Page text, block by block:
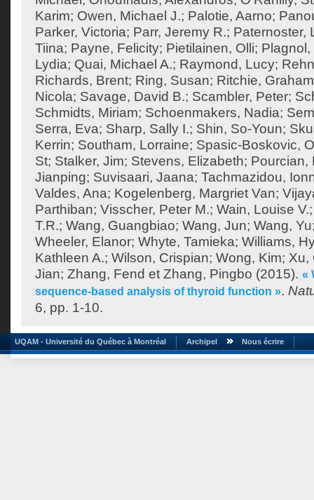
Karim; Owen, Michael J.; Palotie, Aarno;
Parker, Victoria; Parr, Jeremy R.; Paternoster,
Tiina; Payne, Felicity; Pietilainen, Olli;
Lydia; Quai, Michael A.; Raymond, Lucy;
Richards, Brent; Ring, Susan; Ritchie,
Nicola; Savage, David B.; Scambler, Peter;
Schmidts, Miriam; Schoenmakers, Nadia;
Serra, Eva; Sharp, Sally I.; Shin, So-Youn;
Kerrin; Southam, Lorraine; Spasic-Boskovic,
St; Stalker, Jim; Stevens, Elizabeth; Pourcian,
Jianping; Suvisaari, Jaana; Tachmazidou,
Valdes, Ana; Kogelenberg, Margriet Van;
Parthiban; Visscher, Peter M.; Wain, Louise V.
T.R.; Wang, Guangbiao; Wang, Jun; Wang, Yu
Wheeler, Elanor; Whyte, Tamieka; Williams,
Kathleen A.; Wilson, Crispian; Wong, Kim; Xu,
Jian; Zhang, Fend et Zhang, Pingbo (2015). «
sequence-based analysis of thyroid function ».
6, pp. 1-10.
UQAM - Université du Québec à Montréal Archipel Nous écrire